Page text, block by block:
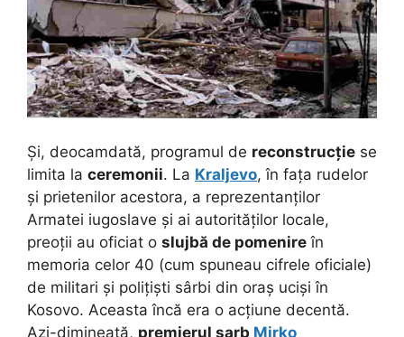
Și, deocamdată, programul de reconstrucție se
limita la ceremonii. La Kraljevo, în fața rudelor
și prietenilor acestora, a reprezentanților
Armatei iugoslave și ai autorităților locale,
preoții au oficiat o slujbă de pomenire în
memoria celor 40 (cum spuneau cifrele oficiale)
de militari și polițiști sârbi din oraș uciși în
Kosovo. Aceasta încă era o acțiune decentă.
Azi-dimineață, premierul sarb Mirko